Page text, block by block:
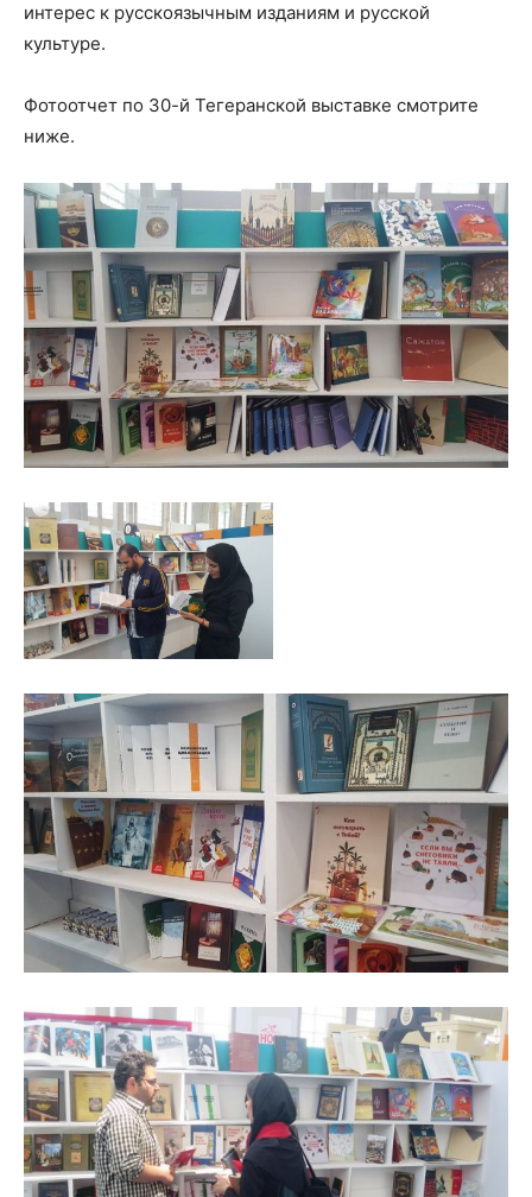
интерес к русскоязычным изданиям и русской
культуре.
Фотоотчет по 30-й Тегеранской выставке смотрите
ниже.